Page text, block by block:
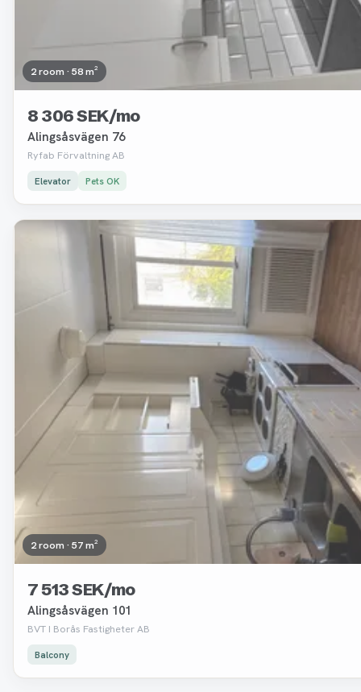
2 room · 58 m²
8 306 SEK/mo
Alingsåsvägen 76
Ryfab Förvaltning AB
Elevator Pets OK
2 room · 57 m²
7 513 SEK/mo
Alingsåsvägen 101
BVT I Borås Fastigheter AB
Balcony